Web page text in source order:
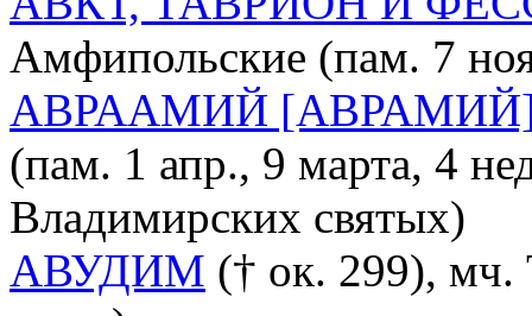
Амфипольские (пам. 7
АВРААМИЙ
(пам. 1 апр., 9 марта, 4
Владимирских святых)
АВУДИМ († ок. 299), мч.